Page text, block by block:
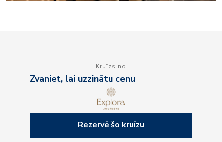
Kruīzs no
Zvaniet, lai uzzinātu cenu
Rezervē šo kruīzu